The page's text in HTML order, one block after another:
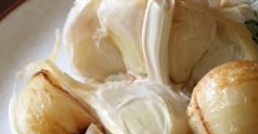
ので蒸し焼きのようにやさしく火
かたまりのまま揚げるレシピもあ
がわかりやすいのでおすすめ。薄
は切り落とさずついたままで